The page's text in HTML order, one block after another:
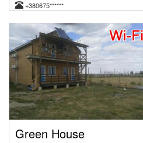
+380675******
Green House